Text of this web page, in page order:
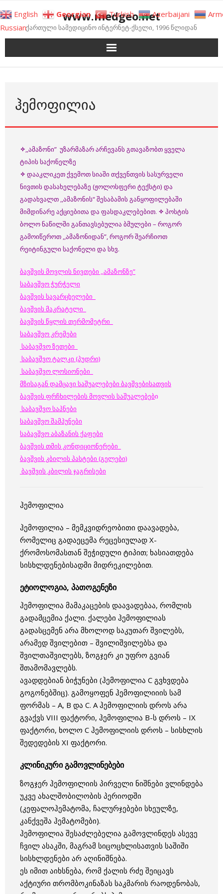
to
content
www.medgeo.net
ქართული სამედიცინო ინტერნეტ-ქსელი, 1996 წლიდან
ᲰᲔᲛᲝᲤᲘᲚᲘᲐ
✧,,ამაზონი” უზარმაზარ არჩევანს გთავაზობთ ყველა
ტიპის საქონელზე
✧ დააკლიკეთ ქვემოთ სიაში თქვენთვის სასურველი
ნივთის დასახელებაზე (ჟოლოსფერი ტექსტი) და
გადახვალთ ,,ამაზონის“ შესაბამის განყოფილებაში
მიმდინარე აქციებითა და ფასდაკლებებით. ✧ პოსტის
ბოლო ნაწილში განთავსებულია ბმულები – როგორ
გამოიწეროთ ,,ამაზონიდან”, როგორ შეარჩიოთ
რეიტინგული საქონელი და სხვ.
ბავშვის მოვლის ნივთები ,,ამაზონზე”
საბავშვო ჭურჭელი
ბავშვის სავარცხელები
ბავშვის მაკრატელი
ბავშვის წყლის თერმომეტრი
საბავშვო კრემები
საბავშვო ზეთები
საბავშვო ტალკი (პუდრი)
საბავშვო ლოსიონები
მზისაგან დამცავი საშუალებები ბავშვებისათვის
ბავშვის ფრჩხილების მოვლის საშუალებები
საბავშვო საპნები
საბავშვო შამპუნები
საბავშვო აბაზანის ქაფები
ბავშვის თმის კონდიციონერები
ბავშვის კბილის პასტები (გელები)
ბავშვის კბილის ჯაგრისები
ჰემოფილია
ჰემოფილია – მემკვიდრეობითი დაავადება,
რომელიც გადაეცემა რეცესიულად Х-
ქრომოსომასთან შეჭიდული ტიპით; ხასიათდება
სისხლდენებისადმი მიდრეკილებით.
ეტიოლოგია, პათოგენეზი
ჰემოფილია მამაკაცების დაავადებაა, რომლის
გადამცემია ქალი. ქალები ჰემოფილიას
გადასცემენ არა მხოლოდ საკუთარ შვილებს,
არამედ შვილებით – შვილიშვილებსა და
შვილთაშვილებს, ზოგჯერ კი უფრო გვიან
შთამომავლებს.
ავადდებიან ბიჭუნები (ჰემოფილია С გვხვდება
გოგონებშიც). გამოყოფენ ჰემოფილიიის სამ
ფორმას – А, В და С. А ჰემოფილიის დროს არა
გვაქვს VIII ფაქტორი, ჰემოფილია В-ს დროს – IX
ფაქტორი, ხოლო С ჰემოფილიის დროს – სისხლის
შედედების XI ფაქტორი.
კლინიკური გამოვლინებები
ზოგჯერ ჰემოფილიის პირველი ნიშნები ვლინდება
უკვე ახალშობილობის პერიოდში
(კეფალოჰემატომა, ჩალურჯებები სხეულზე,
კანქვეშა ჰემატომები).
ჰემოფილია შესაძლებელია გამოვლინდეს ასევე
ჩვილ ასაკში, მაგრამ სიცოცხლისათვის საშიში
სისხლდენები არ აღინიშნება.
ეს იმით აიხსნება, რომ ქალის რძე შეიცავს
აქტიური თრომბოკინაზას საკმარის რაოდენობას,
English Georgian Turkish Azerbaijani
Russian